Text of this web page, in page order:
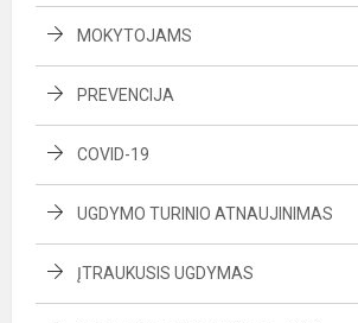
MOKYTOJAMS
PREVENCIJA
COVID-19
UGDYMO TURINIO ATNAUJINIMAS
ĮTRAUKUSIS UGDYMAS